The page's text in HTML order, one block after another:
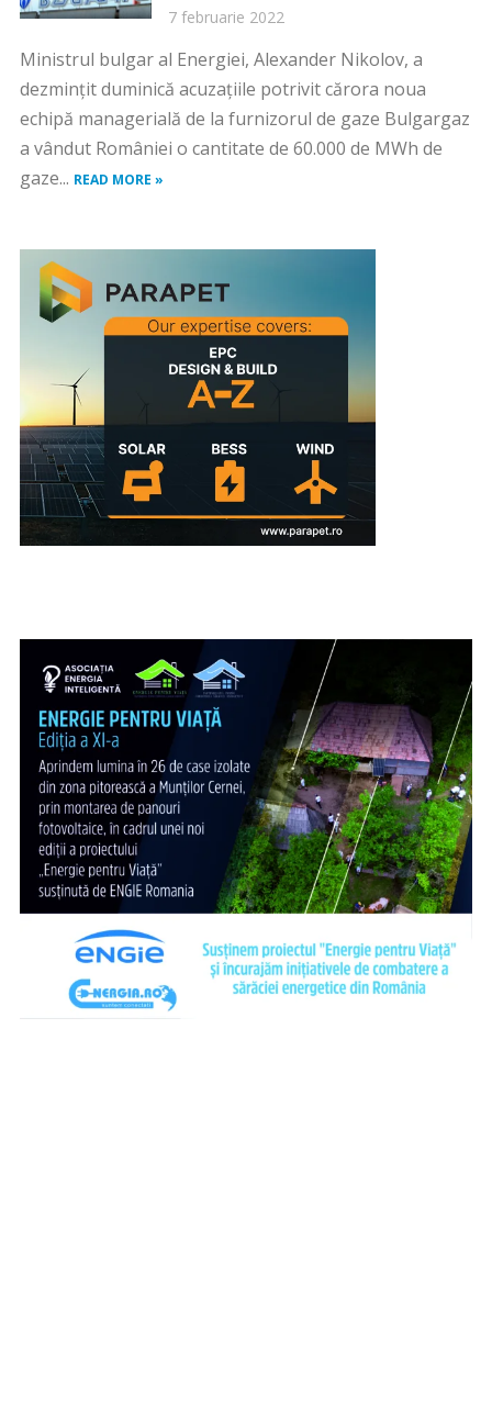
7 februarie 2022
Ministrul bulgar al Energiei, Alexander Nikolov, a
dezminţit duminică acuzaţiile potrivit cărora noua
echipă managerială de la furnizorul de gaze Bulgargaz
a vândut României o cantitate de 60.000 de MWh de
gaze... READ MORE »